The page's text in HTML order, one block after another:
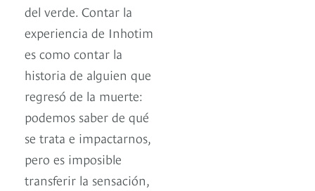
del verde. Contar la
experiencia de Inhotim
es como contar la
historia de alguien que
regresó de la muerte:
podemos saber de qué
se trata e impactarnos,
pero es imposible
transferir la sensación,